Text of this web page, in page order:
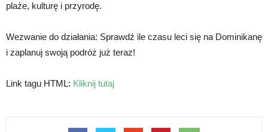
plaże, kulturę i przyrodę.
Wezwanie do działania: Sprawdź ile czasu leci się na Dominikanę
i zaplanuj swoją podróż już teraz!
Link tagu HTML: Kliknij tutaj